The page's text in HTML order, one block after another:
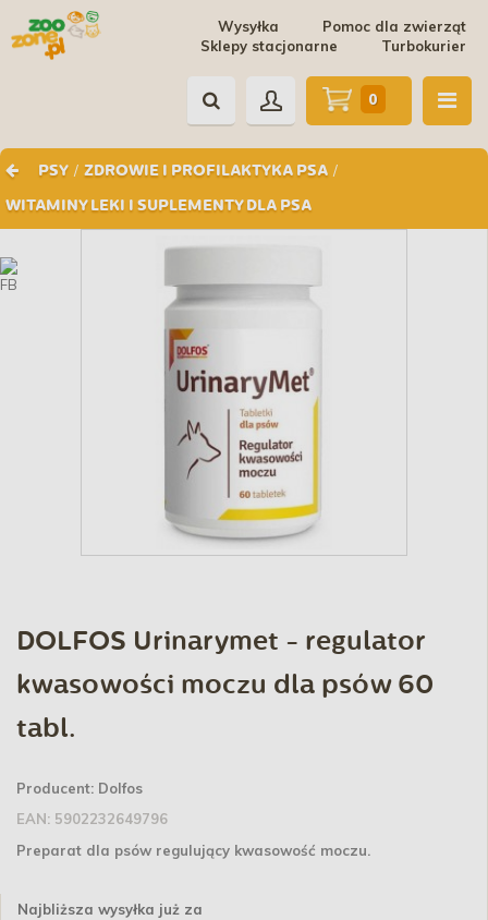
Pomoc dla zwierząt
Wysyłka
Turbokurier
Sklepy stacjonarne
PSY / ZDROWIE I PROFILAKTYKA PSA /
WITAMINY LEKI I SUPLEMENTY DLA PSA
0
DOLFOS Urinarymet - regulator
kwasowości moczu dla psów 60
tabl.
Producent: Dolfos
EAN: 5902232649796
Preparat dla psów regulujący kwasowość moczu.
Najbliższa wysyłka już za